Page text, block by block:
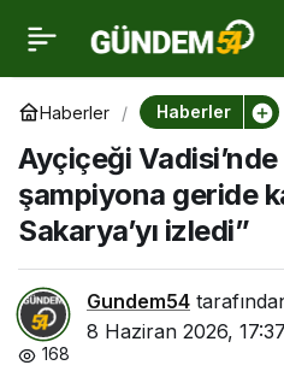
Haberler Haberler
Ayçiçeği
şampiyona geride
Sakarya’yı izledi”
Gundem54
8 Haziran 2026, 17:37
168
Ayçiçeği Vadisi’nde
şölen gibi şampiyona
geride kaldı: “Tüm
Dünya Sakarya’yı izledi”